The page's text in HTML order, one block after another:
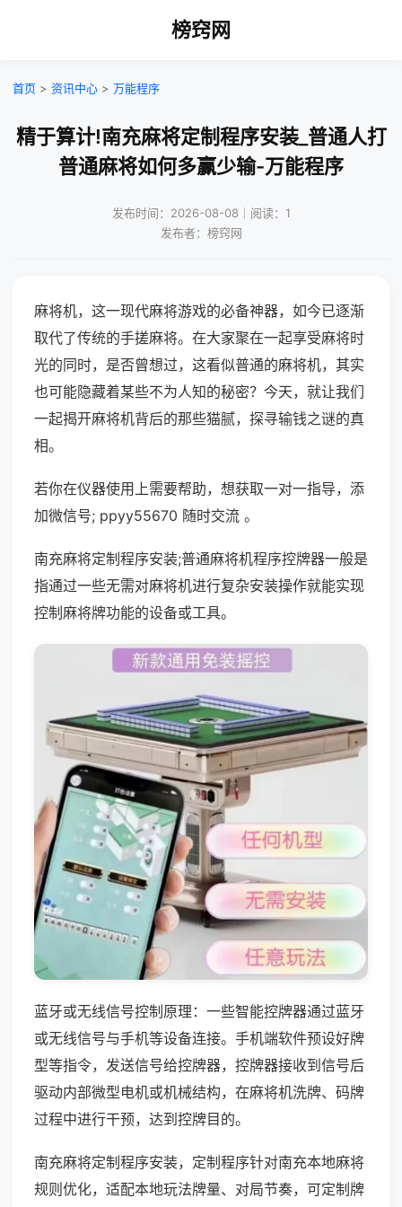
榜窍网
首页 > 资讯中心 > 万能程序
精于算计!南充麻将定制程序安装_普通人打
普通麻将如何多赢少输-万能程序
发布时间：2026-08-08｜阅读：1
发布者：榜窍网
麻将机，这一现代麻将游戏的必备神器，如今已逐渐
取代了传统的手搓麻将。在大家聚在一起享受麻将时
光的同时，是否曾想过，这看似普通的麻将机，其实
也可能隐藏着某些不为人知的秘密？今天，就让我们
一起揭开麻将机背后的那些猫腻，探寻输钱之谜的真
相。
若你在仪器使用上需要帮助，想获取一对一指导，添
加微信号; ppyy55670 随时交流 。
南充麻将定制程序安装;普通麻将机程序控牌器一般是
指通过一些无需对麻将机进行复杂安装操作就能实现
控制麻将牌功能的设备或工具。
蓝牙或无线信号控制原理：一些智能控牌器通过蓝牙
或无线信号与手机等设备连接。手机端软件预设好牌
型等指令，发送信号给控牌器，控牌器接收到信号后
驱动内部微型电机或机械结构，在麻将机洗牌、码牌
过程中进行干预，达到控牌目的。
南充麻将定制程序安装，定制程序针对南充本地麻将
规则优化，适配本地玩法牌量、对局节奏，可定制牌